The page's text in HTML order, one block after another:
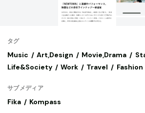
タグ
Music Art,Design Movie,Drama
Life&Society
Work Travel Fashion
サブメディア
Fika Kompass